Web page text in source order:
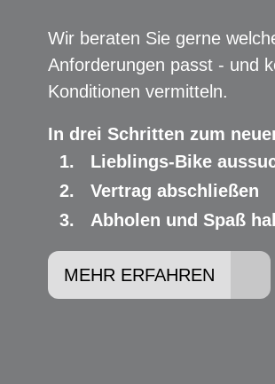
Wir beraten Sie gerne
Anforderungen passt - und
Konditionen vermitteln.
In drei Schritten zum
Lieblings-Bike
Vertrag abschließen
Abholen und Spaß
MEHR ERFAHREN